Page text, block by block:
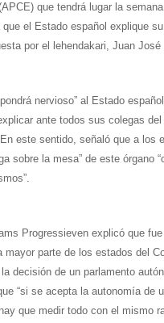
que tendrá lugar la
que el Estado español explique
por el lehendakari, Juan José
nervioso” al Estado español
ante todos sus colegas del
este sentido, señaló que a los
sobre la mesa” de este órgano
Progressieven explicó que fue
mayor parte de los estados del
decisión de un parlamento
“si se acepta la autonomía de
que medir todo con el mismo